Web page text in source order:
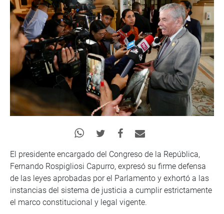
El presidente encargado del Congreso de la República,
Fernando Rospigliosi Capurro, expresó su firme defensa
de las leyes aprobadas por el Parlamento y exhortó a las
instancias del sistema de justicia a cumplir estrictamente
el marco constitucional y legal vigente.